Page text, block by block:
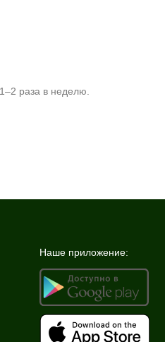
раза в неделю.
Наше приложение: